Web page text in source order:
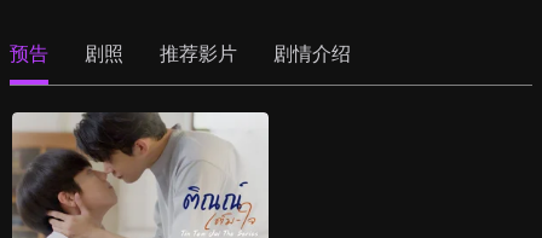
预告 剧照 推荐影片 剧情介绍